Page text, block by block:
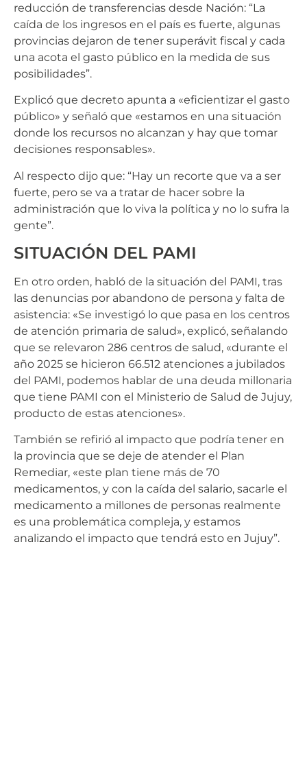
reducción de transferencias desde Nación: “La
caída de los ingresos en el país es fuerte, algunas
provincias dejaron de tener superávit fiscal y cada
una acota el gasto público en la medida de sus
posibilidades”.
Explicó que decreto apunta a «eficientizar el gasto
público» y señaló que «estamos en una situación
donde los recursos no alcanzan y hay que tomar
decisiones responsables».
Al respecto dijo que: “Hay un recorte que va a ser
fuerte, pero se va a tratar de hacer sobre la
administración que lo viva la política y no lo sufra la
gente”.
SITUACIÓN DEL PAMI
En otro orden, habló de la situación del PAMI, tras
las denuncias por abandono de persona y falta de
asistencia: «Se investigó lo que pasa en los centros
de atención primaria de salud», explicó, señalando
que se relevaron 286 centros de salud, «durante el
año 2025 se hicieron 66.512 atenciones a jubilados
del PAMI, podemos hablar de una deuda millonaria
que tiene PAMI con el Ministerio de Salud de Jujuy,
producto de estas atenciones».
También se refirió al impacto que podría tener en
la provincia que se deje de atender el Plan
Remediar, «este plan tiene más de 70
medicamentos, y con la caída del salario, sacarle el
medicamento a millones de personas realmente
es una problemática compleja, y estamos
analizando el impacto que tendrá esto en Jujuy”.